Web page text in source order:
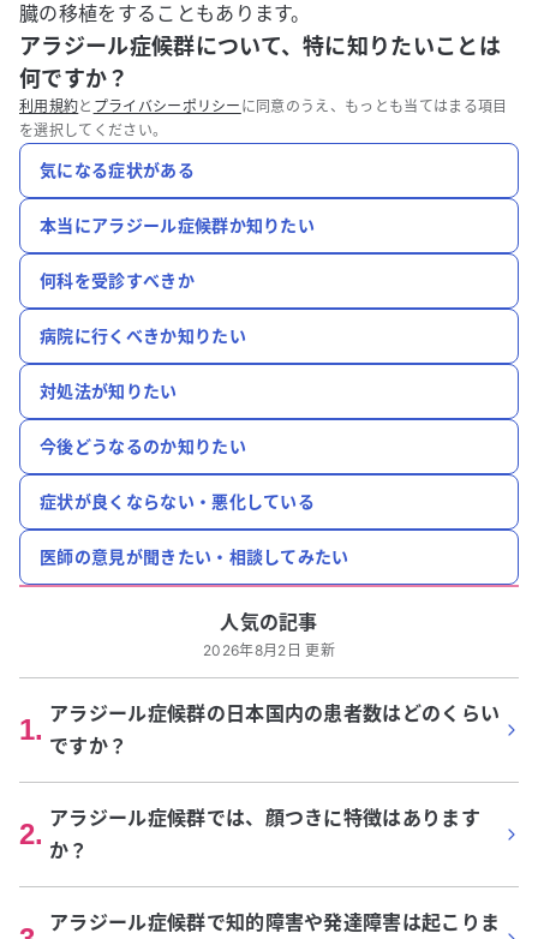
臓の移植をすることもあります。
アラジール症候群について、特に知りたいことは
何ですか？
利用規約と プライバシーポリシー に同意のうえ、もっとも当てはまる項目
を選択してください。
気になる症状がある
本当にアラジール症候群か知りたい
何科を受診すべきか
病院に行くべきか知りたい
対処法が知りたい
今後どうなるのか知りたい
症状が良くならない・悪化している
医師の意見が聞きたい・相談してみたい
人気の記事
2026年8月2日 更新
1. アラジール症候群の日本国内の患者数はどのくらい
ですか？
2. アラジール症候群では、顔つきに特徴はあります
か？
アラジール症候群で知的障害や発達障害は起こりま